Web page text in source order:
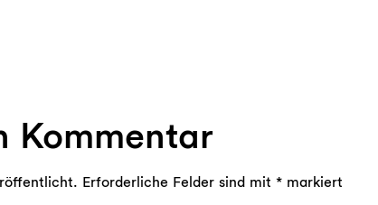
Kommentar
Erforderliche Felder sind mit * markiert